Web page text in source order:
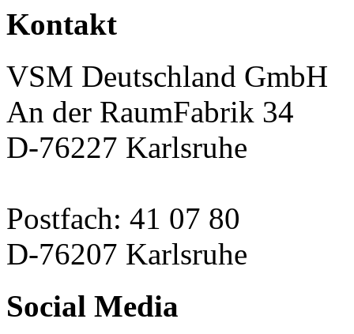
Kontakt
VSM Deutschland GmbH
An der RaumFabrik 34
D-76227 Karlsruhe
Postfach: 41 07 80
D-76207 Karlsruhe
Social Media